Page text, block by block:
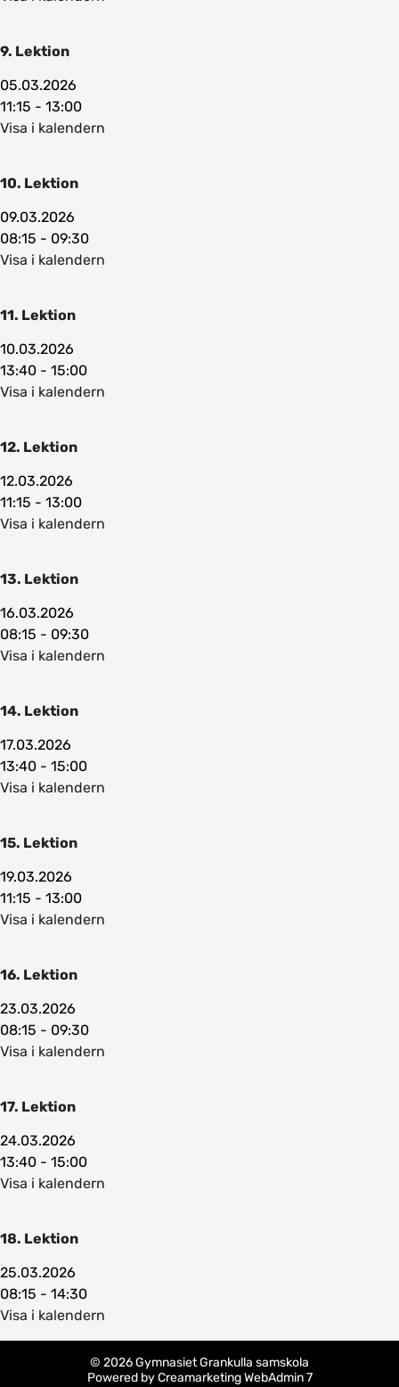
9. Lektion
05.03.2026
11:15 - 13:00
Visa i kalendern
10. Lektion
09.03.2026
08:15 - 09:30
Visa i kalendern
11. Lektion
10.03.2026
13:40 - 15:00
Visa i kalendern
12. Lektion
12.03.2026
11:15 - 13:00
Visa i kalendern
13. Lektion
16.03.2026
08:15 - 09:30
Visa i kalendern
14. Lektion
17.03.2026
13:40 - 15:00
Visa i kalendern
15. Lektion
19.03.2026
11:15 - 13:00
Visa i kalendern
16. Lektion
23.03.2026
08:15 - 09:30
Visa i kalendern
17. Lektion
24.03.2026
13:40 - 15:00
Visa i kalendern
18. Lektion
25.03.2026
08:15 - 14:30
Visa i kalendern
© 2026 Gymnasiet Grankulla samskola
Powered byCreamarketing WebAdmin 7